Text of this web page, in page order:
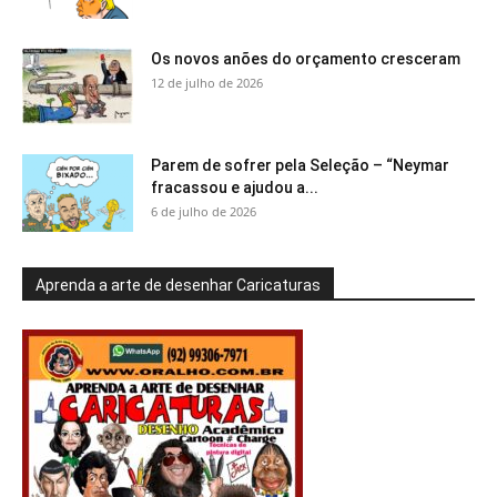
Os novos anões do orçamento cresceram
12 de julho de 2026
Parem de sofrer pela Seleção – “Neymar
fracassou e ajudou a...
6 de julho de 2026
Aprenda a arte de desenhar Caricaturas